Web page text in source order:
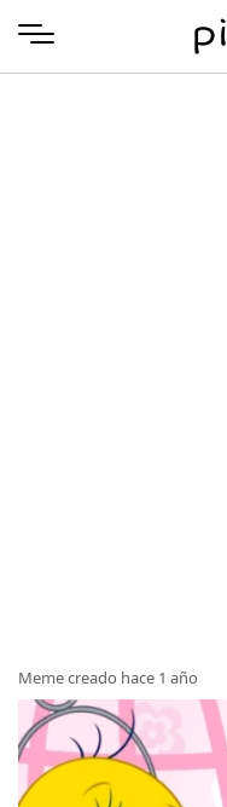
Meme creado hace 1 año